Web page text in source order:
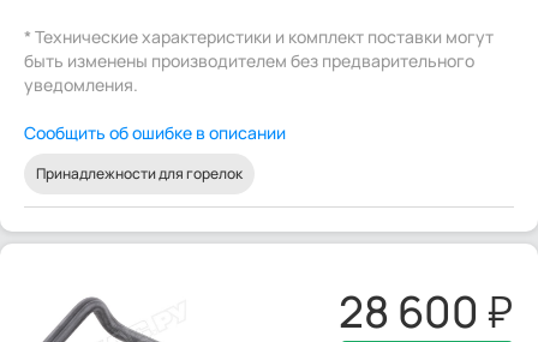
* Технические характеристики и комплект поставки могут
быть изменены производителем без предварительного
уведомления.
Сообщить об ошибке в описании
Принадлежности для горелок
28 600